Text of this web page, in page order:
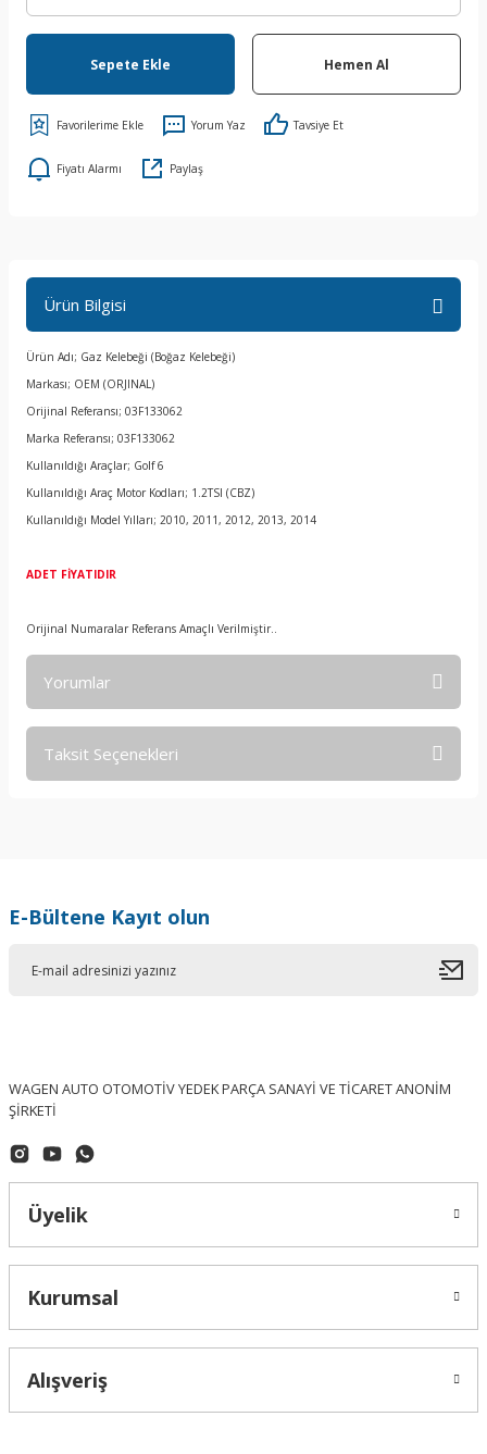
Sepete Ekle Hemen Al
Yorum Yaz Tavsiye Et
Fiyatı Alarmı Paylaş
Ürün Bilgisi
Ürün Adı; Gaz Kelebeği (Boğaz Kelebeği)
Markası; OEM (ORJINAL)
Orijinal Referansı; 03F133062
Marka Referansı; 03F133062
Kullanıldığı Araçlar; Golf 6
Kullanıldığı Araç Motor Kodları; 1.2TSI (CBZ)
Kullanıldığı Model Yılları; 2010, 2011, 2012, 2013, 2014
ADET FİYATIDIR
Orijinal Numaralar Referans Amaçlı Verilmiştir..
Yorumlar
Taksit Seçenekleri
E-Bültene Kayıt olun
WAGEN AUTO OTOMOTİV YEDEK PARÇA SANAYİ VE TİCARET ANONİM
ŞİRKETİ
Üyelik
Kurumsal
Alışveriş